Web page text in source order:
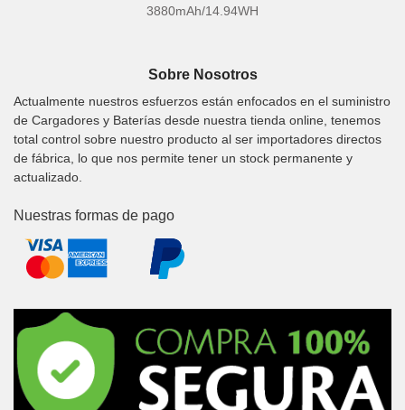
3880mAh/14.94WH
Sobre Nosotros
Actualmente nuestros esfuerzos están enfocados en el suministro
de Cargadores y Baterías desde nuestra tienda online, tenemos
total control sobre nuestro producto al ser importadores directos
de fábrica, lo que nos permite tener un stock permanente y
actualizado.
Nuestras formas de pago